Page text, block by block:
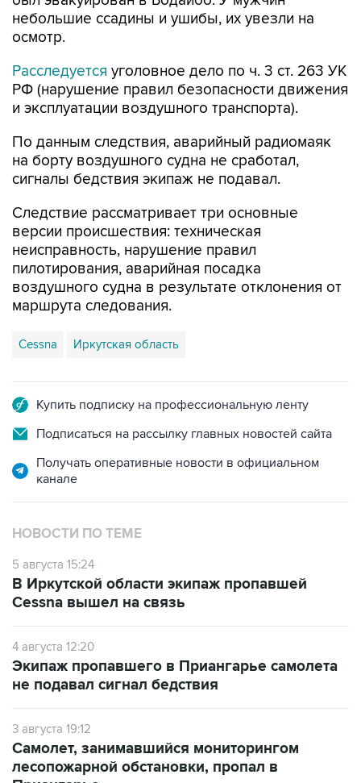
небольшие ссадины и ушибы, их увезли на
осмотр.
Расследуется уголовное дело по ч. 3 ст. 263 УК
РФ (нарушение правил безопасности движения
и эксплуатации воздушного транспорта).
По данным следствия, аварийный радиомаяк
на борту воздушного судна не сработал,
сигналы бедствия экипаж не подавал.
Следствие рассматривает три основные
версии происшествия: техническая
неисправность, нарушение правил
пилотирования, аварийная посадка
воздушного судна в результате отклонения от
маршрута следования.
Cessna Иркутская область
Купить подписку на профессиональную ленту
Подписаться на рассылку главных новостей сайта
Получать оперативные новости в официальном
канале
НОВОСТИ ПО ТЕМЕ
5 августа 15:24
В Иркутской области экипаж пропавшей
Cessna вышел на связь
4 августа 12:20
Экипаж пропавшего в Приангарье самолета
не подавал сигнал бедствия
3 августа 19:12
Самолет, занимавшийся мониторингом
лесопожарной обстановки, пропал в